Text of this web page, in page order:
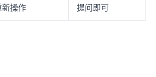
操作
提问即可